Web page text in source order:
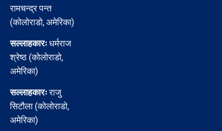
रामचन्द्र पन्त
(कोलोराडो, अमेरिका)
सल्लाहकारःधर्मराज
श्रेष्ठ (कोलोराडो,
अमेरिका)
सल्लाहकारःराजु
सिटौला (कोलोराडो,
अमेरिका)